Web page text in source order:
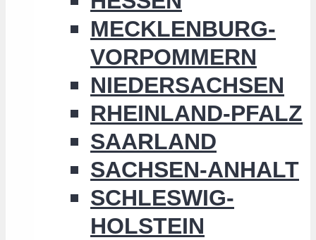
MECKLENBURG-
VORPOMMERN
NIEDERSACHSEN
RHEINLAND-PFALZ
SAARLAND
SACHSEN-ANHALT
SCHLESWIG-
HOLSTEIN